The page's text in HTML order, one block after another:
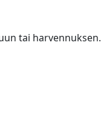
tai harvennuksen.